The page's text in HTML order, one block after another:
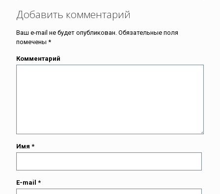
Добавить комментарий
Ваш e-mail не будет опубликован. Обязательные поля
помечены *
Комментарий
Имя *
E-mail *